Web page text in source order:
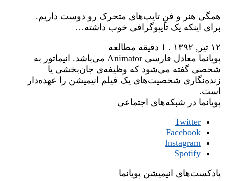
همگی هنر و فنِ تایپ‌های متحرک رو دوست داریم.
برای اینکه یک تایپوگرافی خوب داشته…
۱۲ تیر, ۱۳۹۲
. 1 دقیقه مطالعه
پویانما معادل فارسی Animator می‌باشد. انیماتور به
شخصی گفته می‌شود که وظیفه‌ی جان‌بخشی یا
زنده‌نگاری شخصیت‌های یک فیلم انیمیشن را عهده‌دار
است.
پویانما در شبکه‌های اجتماعی
Twitter
Facebook
Instagram
Spotify
پادکست‌های انیمیشن پویانما